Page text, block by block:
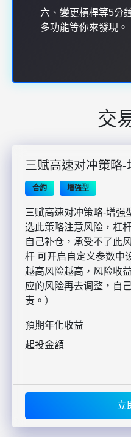
六、變更槓桿等5分
多功能等你來發現。
交
三赋高速对冲策略-
合約 增強型
三赋高速对冲策略-增强
选此策略注意风险，杠
自己补仓，承受不了此
杆 可开启自定义参数中
越高风险越高，风险收
应的风险再去调整，自
责。）
預期年化收益
起投金額
立